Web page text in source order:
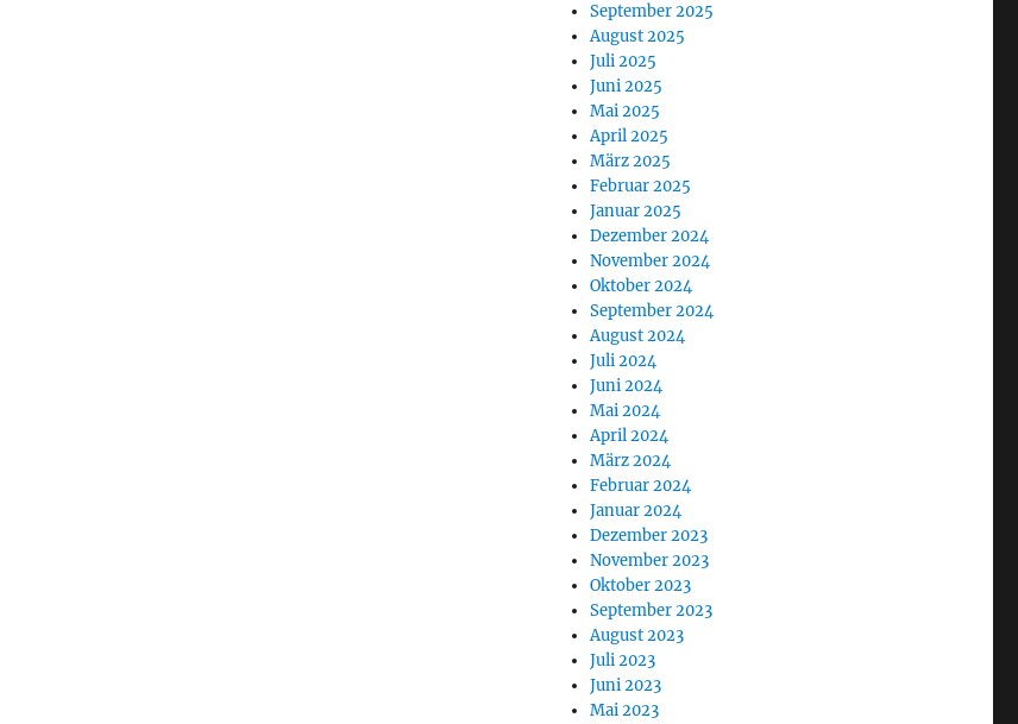
September 2025
August 2025
Juli 2025
Juni 2025
Mai 2025
April 2025
März 2025
Februar 2025
Januar 2025
Dezember 2024
November 2024
Oktober 2024
September 2024
August 2024
Juli 2024
Juni 2024
Mai 2024
April 2024
März 2024
Februar 2024
Januar 2024
Dezember 2023
November 2023
Oktober 2023
September 2023
August 2023
Juli 2023
Juni 2023
Mai 2023